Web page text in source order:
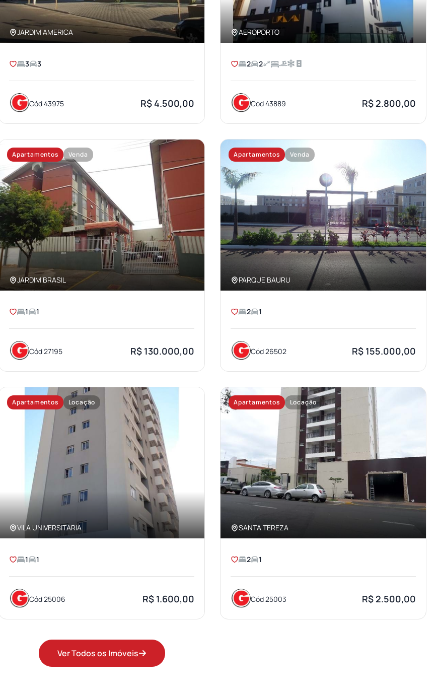
JARDIM AMERICA
3 3
Cód 43975 R$ 4.500,00
AEROPORTO
2 2
Cód 43889 R$ 2.800,00
Apartamentos Venda
JARDIM BRASIL
1 1
Cód 27195 R$ 130.000,00
Apartamentos Venda
PARQUE BAURU
2 1
Cód 26502 R$ 155.000,00
Apartamentos Locação
VILA UNIVERSITARIA
1 1
Cód 25006 R$ 1.600,00
Apartamentos Locação
SANTA TEREZA
2 1
Cód 25003 R$ 2.500,00
Ver Todos os Imóveis